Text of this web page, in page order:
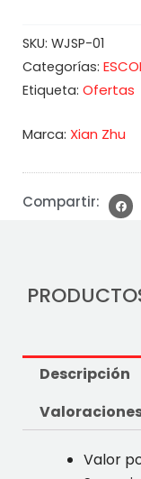
SKU: WJSP-01
Categorías:
Etiqueta: Ofertas
Marca: Xian Zhu
Compartir:
Descripción
Valor